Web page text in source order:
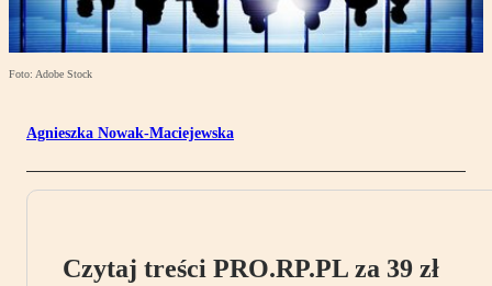
Foto: Adobe Stock
Agnieszka Nowak-Maciejewska
Czytaj treści PRO.RP.PL za 39 zł